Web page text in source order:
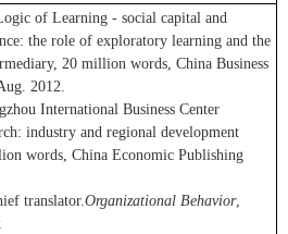
of Learning - social capital and
the role of exploratory learning and the
20 million words, China Business
2012.
International Business Center
industry and regional development
words, China Economic Publishing
translator.Organizational Behavior,